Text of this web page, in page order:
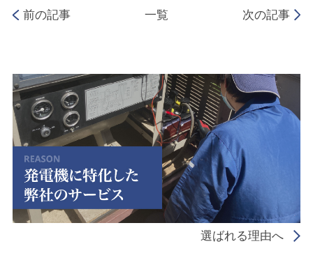
前の記事 一覧 次の記事
選ばれる理由へ